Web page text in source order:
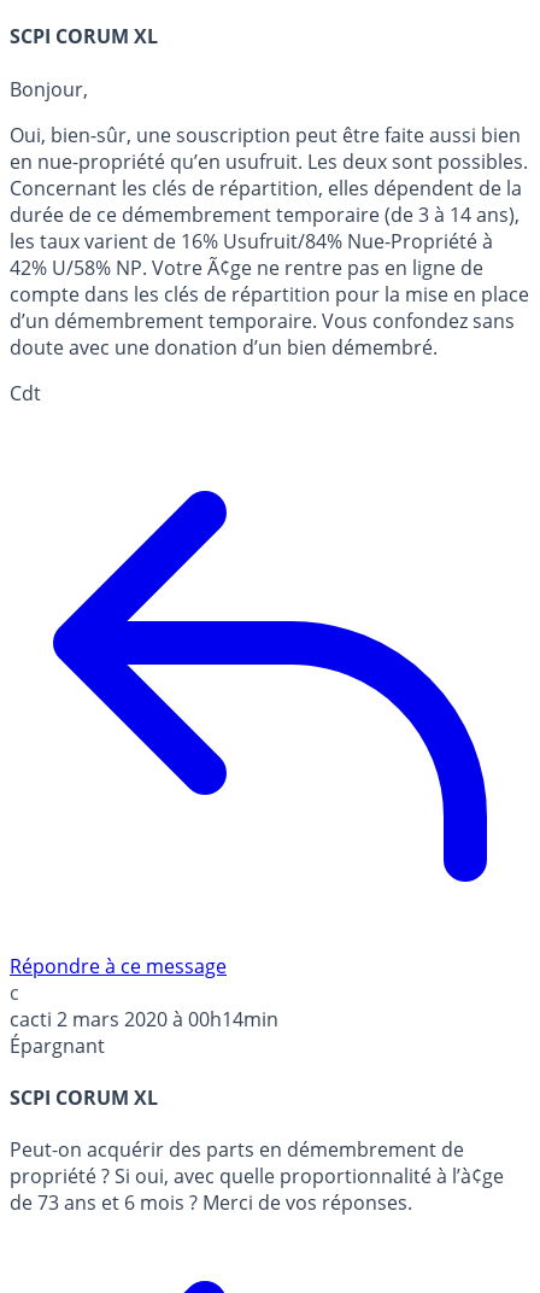
SCPI CORUM XL
Bonjour,
Oui, bien-sûr, une souscription peut être faite aussi bien
en nue-propriété qu’en usufruit. Les deux sont possibles.
Concernant les clés de répartition, elles dépendent de la
durée de ce démembrement temporaire (de 3 à 14 ans),
les taux varient de 16% Usufruit/84% Nue-Propriété à
42% U/58% NP. Votre Ã¢ge ne rentre pas en ligne de
compte dans les clés de répartition pour la mise en place
d’un démembrement temporaire. Vous confondez sans
doute avec une donation d’un bien démembré.
Cdt
Répondre à ce message
c
cacti 2 mars 2020 à 00h14min
Épargnant
SCPI CORUM XL
Peut-on acquérir des parts en démembrement de
propriété ? Si oui, avec quelle proportionnalité à l’à¢ge
de 73 ans et 6 mois ? Merci de vos réponses.